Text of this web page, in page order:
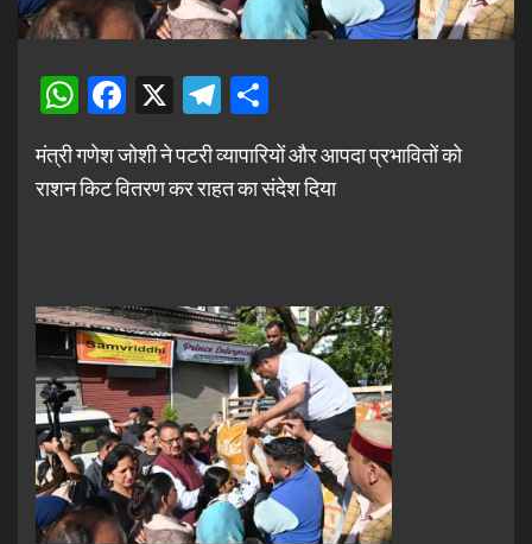
WhatsApp
Facebook
X Telegram
मंत्री गणेश जोशी ने पटरी व्यापारियों और आपदा प्रभावितों को
राशन किट वितरण कर राहत का संदेश दिया